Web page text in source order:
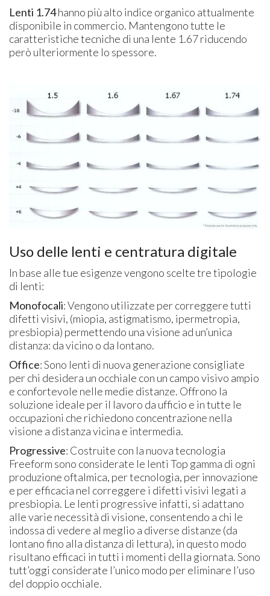
Lenti 1.74hanno più alto indice organico attualmente
disponibile in commercio. Mantengono tutte le
caratteristiche tecniche di una lente 1.67 riducendo
però ulteriormente lo spessore.
Uso delle lenti e centratura digitale
In base alle tue esigenze vengono scelte tre tipologie
di lenti:
Monofocali: Vengono utilizzate per correggere tutti
difetti visivi, (miopia, astigmatismo, ipermetropia,
presbiopia) permettendo una visione ad un’unica
distanza: da vicino o da lontano.
Office: Sono lenti di nuova generazione consigliate
per chi desidera un occhiale con un campo visivo ampio
e confortevole nelle medie distanze. Offrono la
soluzione ideale per il lavoro da ufficio e in tutte le
occupazioni che richiedono concentrazione nella
visione a distanza vicina e intermedia.
Progressive: Costruite con la nuova tecnologia
Freeform sono considerate le lenti Top gamma di ogni
produzione oftalmica, per tecnologia, per innovazione
e per efficacia nel correggere i difetti visivi legati a
presbiopia. Le lenti progressive infatti, si adattano
alle varie necessità di visione, consentendo a chi le
indossa di vedere al meglio a diverse distanze (da
lontano fino alla distanza di lettura), in questo modo
risultano efficaci in tutti i momenti della giornata. Sono
tutt’oggi considerate l’unico modo per eliminare l’uso
del doppio occhiale.